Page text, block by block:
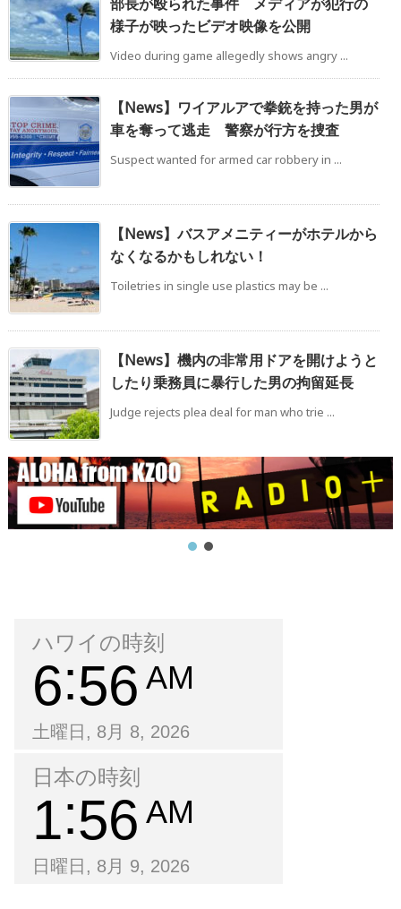
様子が映ったビデオ映像を公開
Video during game allegedly shows angry ...
【News】ワイアルアで拳銃を持った男が
車を奪って逃走 警察が行方を捜査
Suspect wanted for armed car robbery in ...
【News】バスアメニティーがホテルから
なくなるかもしれない！
Toiletries in single use plastics may be ...
【News】機内の非常用ドアを開けようと
したり乗務員に暴行した男の拘留延長
Judge rejects plea deal for man who trie ...
ハワイの時刻
6 56 AM
土曜日, 8月 8, 2026
日本の時刻
1 56 AM
日曜日, 8月 9, 2026